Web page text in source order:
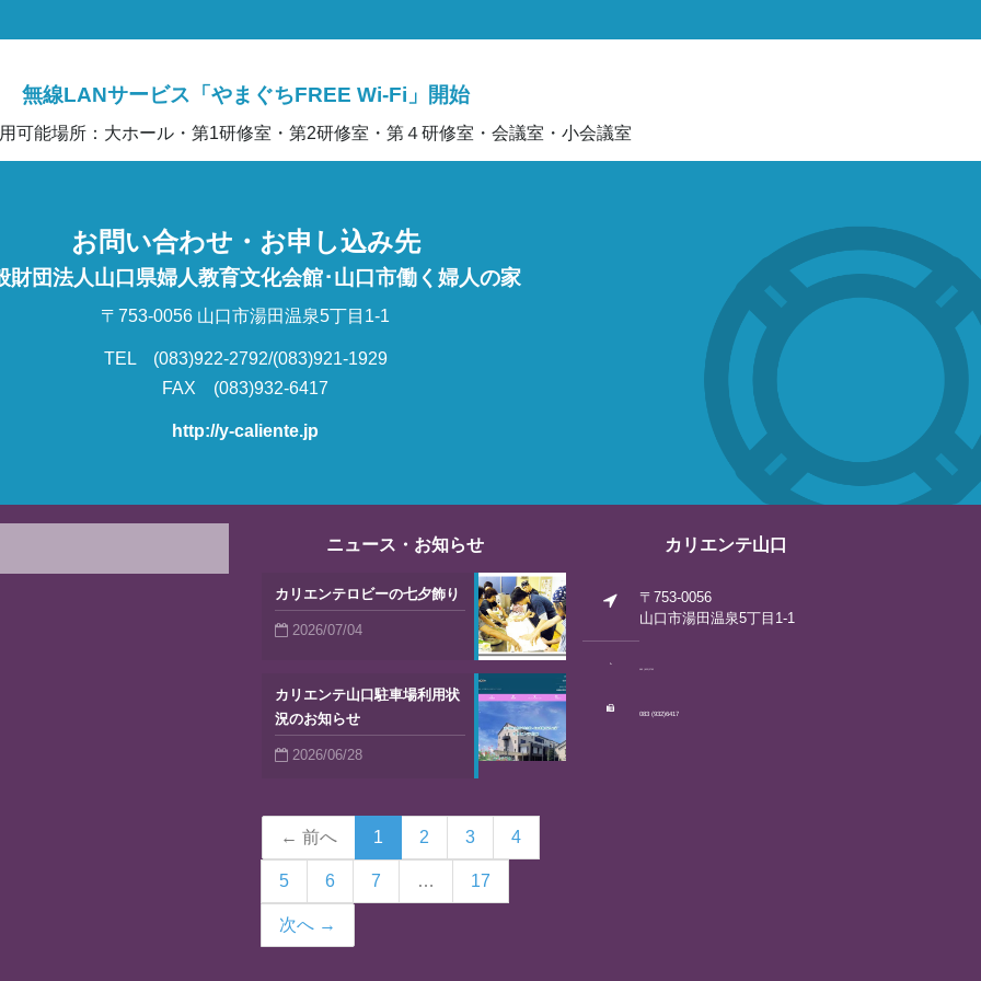
無線LANサービス「やまぐちFREE Wi-Fi」開始
可能場所：大ホール・第1研修室・第2研修室・第４研修室・会議室・小会議室
お問い合わせ・お申し込み先
財団法人山口県婦人教育文化会館･山口市働く婦人の家
〒753-0056 山口市湯田温泉5丁目1-1
TEL (083)922-2792/(083)921-1929
FAX (083)932-6417
http://y-caliente.jp
ニュース・お知らせ
カリエンテロビーの七夕飾り
2026/07/04
カリエンテ山口駐車場利用状
況のお知らせ
2026/06/28
← 前へ 1 2 3 4
5 6 7 … 17
次へ →
カリエンテ山口
〒753-0056
山口市湯田温泉5丁目1-1
083 (932)6417